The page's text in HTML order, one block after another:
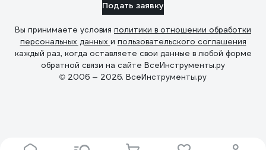
Подать заявку
Вы принимаете условия политики в отношении обработки
персональных данных и пользовательского соглашения
каждый раз, когда оставляете свои данные в любой форме
обратной связи на сайте ВсеИнструменты.ру
© 2006 — 2026. ВсеИнструменты.ру